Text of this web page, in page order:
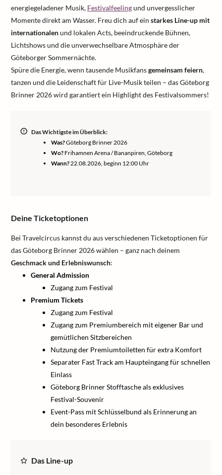
energiegeladener Musik, Festivalfeelingund unvergesslicher
Momente direkt am Wasser. Freu dich auf ein starkes Line-up mit
internationalenund lokalen Acts, beeindruckende Bühnen,
Lichtshows und die unverwechselbare Atmosphäre der
Göteborger Sommernächte.
Spüre die Energie, wenn tausende Musikfansgemeinsam feiern,
tanzen und die Leidenschaft für Live-Musik teilen – das Göteborg
Brinner 2026 wird garantiert ein Highlight des Festivalsommers!
Das Wichtigste im Überblick:
Was?Göteborg Brinner 2026
Wo? Frihamnen Arena / Bananpiren, Göteborg
Wann?22.08.2026, beginn 12:00 Uhr
Deine Ticketoptionen
Bei Travelcircus kannst du aus verschiedenen Ticketoptionen für
das Göteborg Brinner 2026 wählen – ganz nach deinem
Geschmack und Erlebniswunsch:
General Admission
Zugang zum Festival
Premium Tickets
Zugang zum Festival
Zugang zum Premiumbereich mit eigener Bar und
gemütlichen Sitzbereichen
Nutzung der Premiumtoiletten für extra Komfort
Separater Fast Track am Haupteingang für schnellen
Einlass
Göteborg Brinner Stofftasche als exklusives
Festival-Souvenir
Event-Pass mit Schlüsselbund als Erinnerung an
dein besonderes Erlebnis
Das Line-up